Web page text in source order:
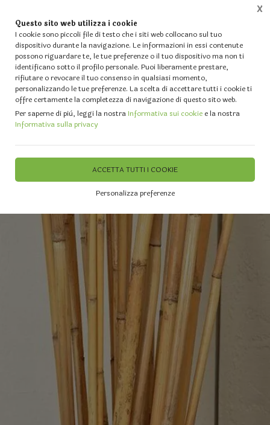
Questo sito web utilizza i cookie
I cookie sono piccoli file di testo che i siti web collocano sul tuo
dispositivo durante la navigazione. Le informazioni in essi contenute
possono riguardare te, le tue preferenze o il tuo dispositivo ma non ti
identificano sotto il profilo personale. Puoi liberamente prestare,
rifiutare o revocare il tuo consenso in qualsiasi momento,
personalizzando le tue preferenze. La scelta di accettare tutti i cookie ti
offre certamente la completezza di navigazione di questo sito web.
Per saperne di più, leggi la nostraInformativa sui cookie e la nostra
Informativa sulla privacy
ACCETTA TUTTI I COOKIE
Personalizza preferenze
X
Home Vetrina FIORI SECCHI e PRESERVATI - Muschio - Bamboo - Cortecce - Rami -